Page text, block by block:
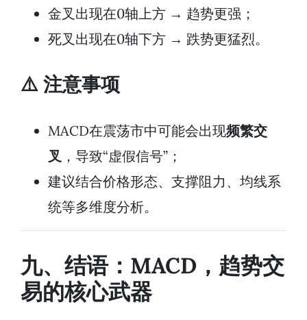
金叉出现在0轴上方 → 趋势更强；
死叉出现在0轴下方 → 跌势更猛烈。
⚠️ 注意事项
MACD在震荡市中可能会出现频繁交
叉 ，导致“虚假信号”；
建议结合价格形态、支撑阻力、均线系
统等多维度分析。
九、结语：MACD，趋势交
易的核心武器